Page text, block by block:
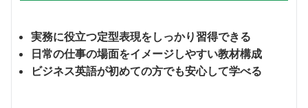
実務に役立つ定型表現をしっかり習得できる
日常の仕事の場面をイメージしやすい教材構成
ビジネス英語が初めての方でも安心して学べる